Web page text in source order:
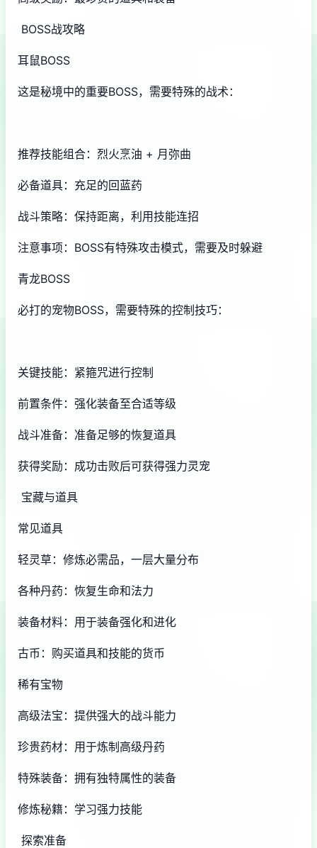
BOSS战攻略
耳鼠BOSS
这是秘境中的重要BOSS，需要特殊的战术：
推荐技能组合：烈火烹油 + 月弥曲
必备道具：充足的回蓝药
战斗策略：保持距离，利用技能连招
注意事项：BOSS有特殊攻击模式，需要及时躲避
青龙BOSS
必打的宠物BOSS，需要特殊的控制技巧：
关键技能：紧箍咒进行控制
前置条件：强化装备至合适等级
战斗准备：准备足够的恢复道具
获得奖励：成功击败后可获得强力灵宠
宝藏与道具
常见道具
轻灵草：修炼必需品，一层大量分布
各种丹药：恢复生命和法力
装备材料：用于装备强化和进化
古币：购买道具和技能的货币
稀有宝物
高级法宝：提供强大的战斗能力
珍贵药材：用于炼制高级丹药
特殊装备：拥有独特属性的装备
修炼秘籍：学习强力技能
探索准备